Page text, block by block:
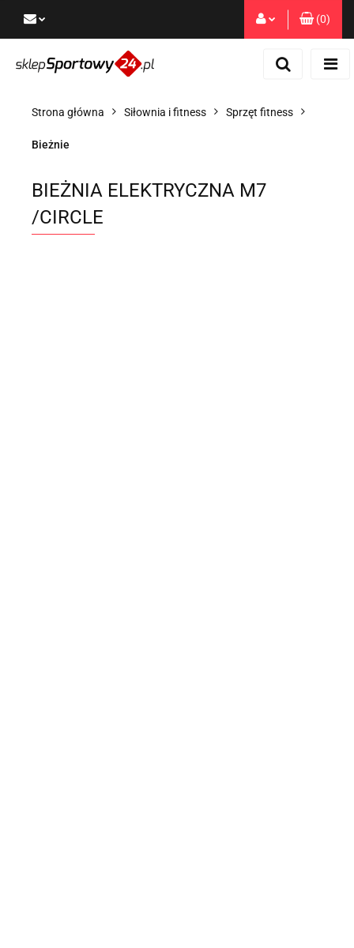
Dodaj zgłoszenie
(0)
Strona główna Siłownia i fitness Sprzęt fitness
Bieżnie
BIEŻNIA ELEKTRYCZNA M7
/CIRCLE